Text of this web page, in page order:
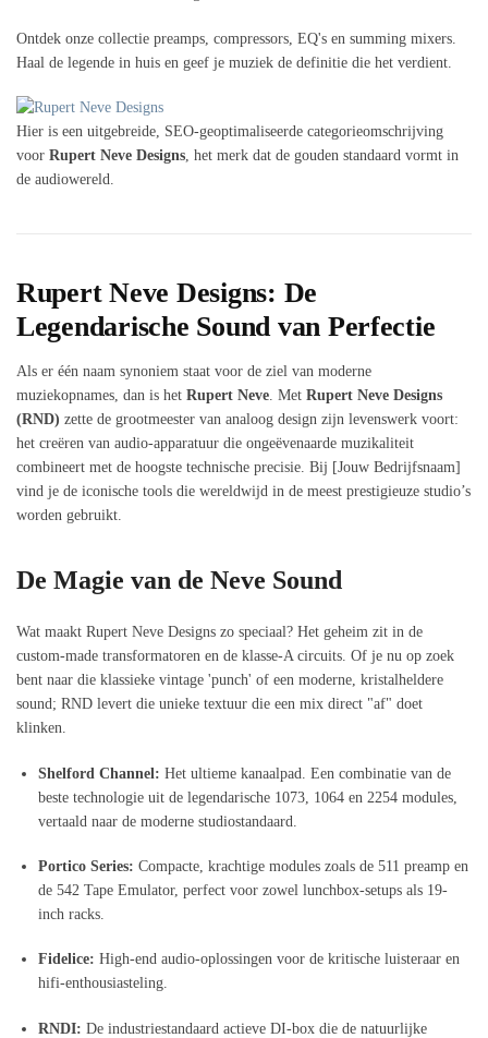
Ontdek onze collectie preamps, compressors, EQ's en summing mixers.
Haal de legende in huis en geef je muziek de definitie die het verdient.
Hier is een uitgebreide, SEO-geoptimaliseerde categorieomschrijving
voor Rupert Neve Designs, het merk dat de gouden standaard vormt in
de audiowereld.
Rupert Neve Designs: De
Legendarische Sound van Perfectie
Als er één naam synoniem staat voor de ziel van moderne
muziekopnames, dan is het Rupert Neve. Met Rupert Neve Designs
(RND) zette de grootmeester van analoog design zijn levenswerk voort:
het creëren van audio-apparatuur die ongeëvenaarde muzikaliteit
combineert met de hoogste technische precisie. Bij [Jouw Bedrijfsnaam]
vind je de iconische tools die wereldwijd in de meest prestigieuze studio’s
worden gebruikt.
De Magie van de Neve Sound
Wat maakt Rupert Neve Designs zo speciaal? Het geheim zit in de
custom-made transformatoren en de klasse-A circuits. Of je nu op zoek
bent naar die klassieke vintage 'punch' of een moderne, kristalheldere
sound; RND levert die unieke textuur die een mix direct "af" doet
klinken.
Shelford Channel: Het ultieme kanaalpad. Een combinatie van de
beste technologie uit de legendarische 1073, 1064 en 2254 modules,
vertaald naar de moderne studiostandaard.
Portico Series: Compacte, krachtige modules zoals de 511 preamp en
de 542 Tape Emulator, perfect voor zowel lunchbox-setups als 19-
inch racks.
Fidelice: High-end audio-oplossingen voor de kritische luisteraar en
hifi-enthousiasteling.
RNDI: De industriestandaard actieve DI-box die de natuurlijke